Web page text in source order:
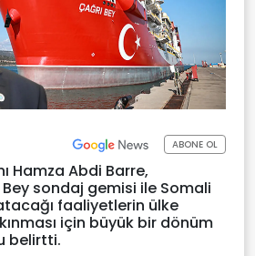
ABONE OL
Hamza Abdi Barre,
Bey sondaj gemisi ile Somali
faaliyetlerin ülke
için büyük bir dönüm
belirtti.